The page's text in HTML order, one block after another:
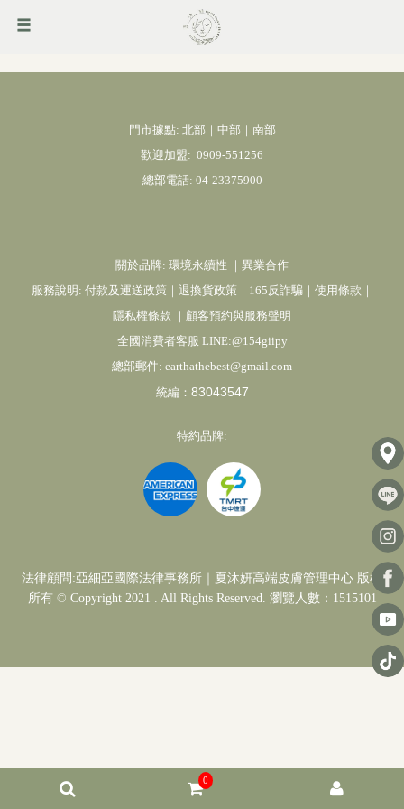
0
門市據點: 北部｜中部｜南部
歡迎加盟: 0909-551256
總部電話: 04-23375900
關於品牌: 環境永續性
異業合作
服務說明: 付款及運送政策 退換貨政策 165反詐騙｜ 使用條款
隱私權條款
顧客預約與服務聲明
全國消費者客服 LINE:@154giipy
總部郵件: earthathebest@gmail.com
統編： 83043547
特約品牌:
法律顧問:亞細亞國際法律事務所｜夏沐妍高端皮膚管理中心 版權
所有 © Copyright 2021 . All Rights Reserved. 瀏覽人數：1515101